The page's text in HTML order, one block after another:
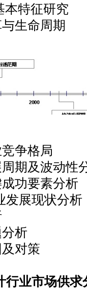
特征研究
命周期
格局
及波动性
要素分析
展现状分析
析
对策
行业市场供求